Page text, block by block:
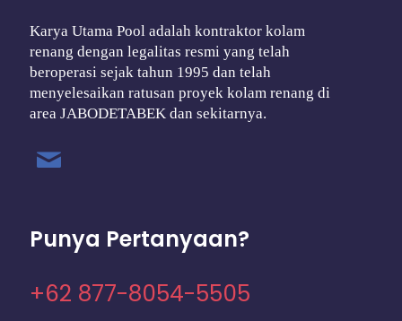
Karya Utama Pool adalah kontraktor kolam
renang dengan legalitas resmi yang telah
beroperasi sejak tahun 1995 dan telah
menyelesaikan ratusan proyek kolam renang di
area JABODETABEK dan sekitarnya.
Punya Pertanyaan?
+62 877-8054-5505